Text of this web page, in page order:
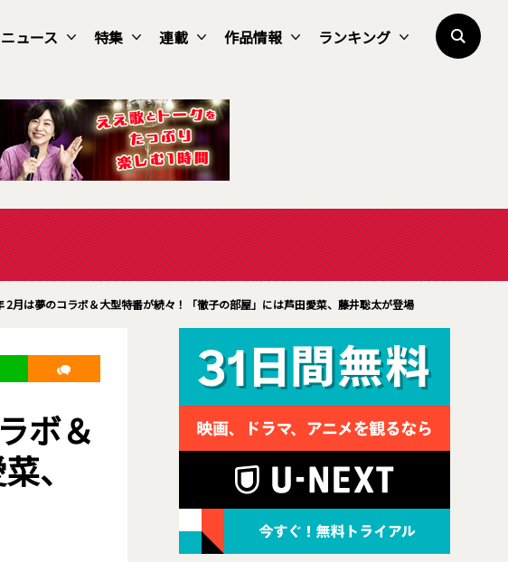
ニュース 特集 連載 作品情報 ランキング
月は夢のコラボ＆大型特番が続々！「徹子の部屋」には芦田愛菜、藤井聡太が登場
ボ＆
、